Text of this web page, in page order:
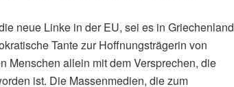
neue Linke in der EU, sei es in Griechenland
Tante zur Hoffnungsträgerin von
Menschen allein mit dem Versprechen, die
ist. Die Massenmedien, die zum